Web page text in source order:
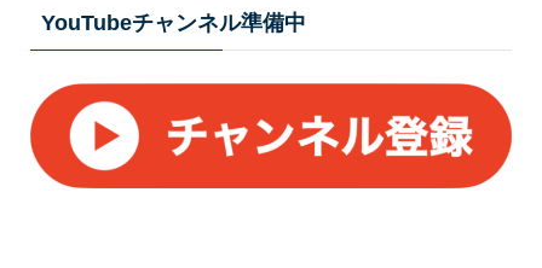
YouTubeチャンネル準備中